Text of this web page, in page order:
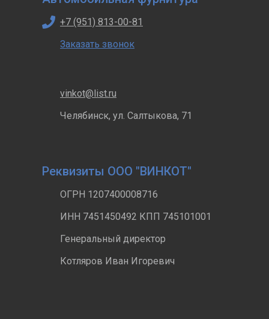
+7 (951) 813-00-81
Заказать звонок
vinkot@list.ru
Челябинск, ул. Салтыкова, 71
Реквизиты ООО "ВИНКОТ"
ОГРН 1207400008716
ИНН 7451450492 КПП 745101001
Генеральный директор
Котляров Иван Игоревич